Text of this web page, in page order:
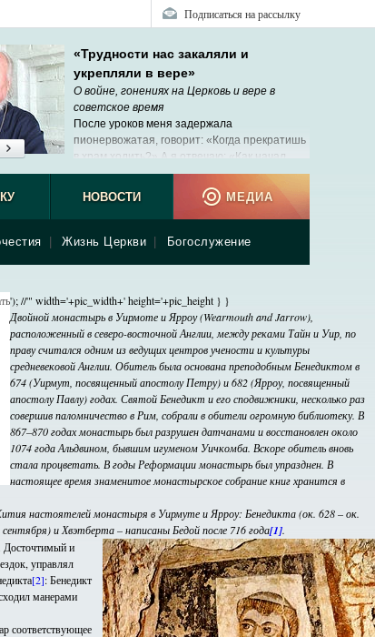
Подписаться на рассылку
«Трудности нас закаляли и
укрепляли в вере»
О войне, гонениях на Церковь и вере в
советское время
После уроков меня задержала
пионервожатая, говорит: «Когда прекратишь
в храм ходить?» А я отвечаю: «Как начал
ходить – так и буду».
Жизнь Церкви Богослужение
НОВОСТИ МЕДИА
'); //'" width='+pic_width+' height='+pic_height } }
Двойной монастырь в Уирмоте и Ярроу (Wearmouth and Jarrow),
расположенный в северо-восточной Англии, между реками Тайн и Уир, по
праву считался одним из ведущих центров учености и культуры
средневековой Англии. Обитель была основана преподобным Бенедиктом в
674 (Уирмут, посвященный апостолу Петру) и 682 (Ярроу, посвященный
апостолу Павлу) годах. Святой Бенедикт и его сподвижники, несколько раз
совершив паломничество в Рим, собрали в обители огромную библиотеку. В
867–870 годах монастырь был разрушен датчанами и восстановлен около
1074 года Альдвином, бывшим игуменом Уичкомба. Вскоре обитель вновь
стала процветать. В годы Реформации монастырь был упразднен. В
настоящее время знаменитое монастырское собрание книг хранится в
настоятелей монастыря в Уирмуте и Ярроу: Бенедикта (ок. 628 – ок.
и Хвэтберта – написаны Бедой после 716 года[1].
Досточтимый и
управлял
[2]: Бенедикт
манерами
соответствующее